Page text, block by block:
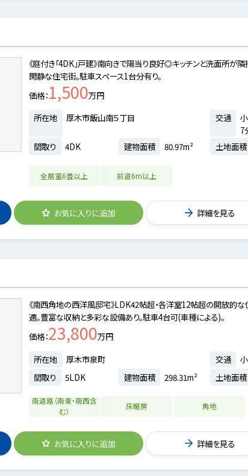
《庭付き「4DK」戸建》南向きで陽当り良好◎キッチンと洗面所が
閑静な住宅街。駐車スペース1台分有り。
価格 1,500万円
所在地
厚木市飯山南５丁目 交通
7
間取り
4DK 建物面積 80.97m² 土地面積
全居室6畳以上 前道6m以上
お気に入りに追加 詳細を見る
《南西角地の西洋風邸宅》LDK42帖超・各洋室12帖超の開放的
適。豊富な収納と多彩な設備あり。駐車4台可(車種による)。
価格 23,800万円
所在地
厚木市泉町 交通
間取り
5LDK 建物面積 298.31m² 土地面積
南道路（南東・南西含
む）
床暖房 角地
お気に入りに追加 詳細を見る